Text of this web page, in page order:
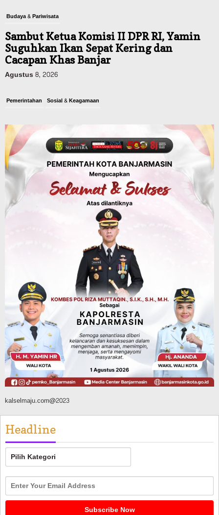
Budaya & Pariwisata
Sambut Ketua Komisi II DPR RI, Yamin
Suguhkan Ikan Sepat Kering dan
Cacapan Khas Banjar
Agustus 8, 2026
Pemerintahan Sosial & Keagamaan
Digital, Target 30 Persen IKD Masih
Jauh, Komisi II DPR Turun Tangan
Agustus 7, 2026
Dinas PUPR Kalsel Headline Pembangunan
Jalan Veteran Km 5,5 Sungai Lulut
Dibuka Pasca Retak dan Amblas,
Angkutan Bertonase 6 Ton Lebih Tak
Diperbolehkan Melintas
Headline
Panaskan Kembali Arena Panjat Tebing,
FPTI Banjarmasin Siapkan Sirkuit se-
Kalsel
Agustus 8, 2026
kalselmaju.com@2023
Headline
Headline